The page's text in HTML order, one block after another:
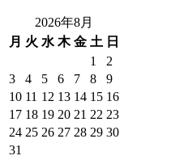
2026年8月
月 火 水 木 金 土 日
1
2
3
4 5 6 7 8
9
10 11 12 13 14 15 16
17 18 19 20 21 22 23
24 25 26 27 28 29 30
31